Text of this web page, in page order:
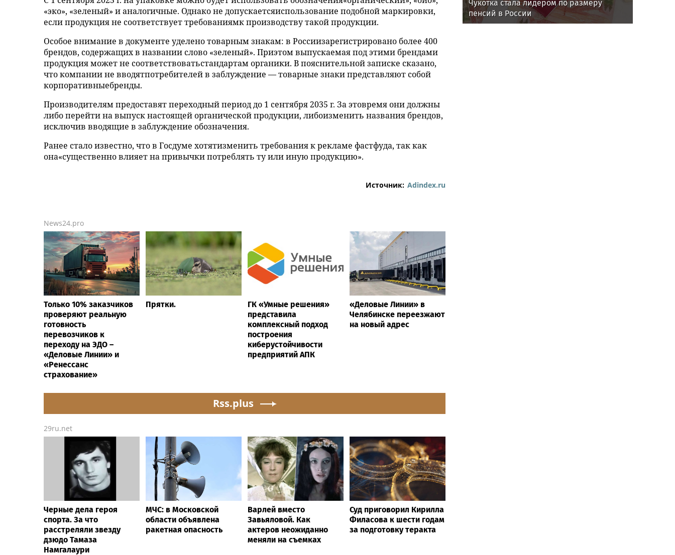
«эко», «зеленый» и аналогичные. Однако не допускаетсяиспользование подобной маркировки,
если продукция не соответствует требованиямк производству такой продукции.
Особое внимание в документе уделено товарным знакам: в Россиизарегистрировано более 400
брендов, содержащих в названии слово «зеленый». Приэтом выпускаемая под этими брендами
продукция может не соответствоватьстандартам органики. В пояснительной записке сказано,
что компании не вводятпотребителей в заблуждение — товарные знаки представляют собой
корпоративныебренды.
Производителям предоставят переходный период до 1 сентября 2035 г. За этовремя они должны
либо перейти на выпуск настоящей органической продукции, либоизменить названия брендов,
исключив вводящие в заблуждение обозначения.
Ранее стало известно, что в Госдуме хотятизменить требования к рекламе фастфуда, так как
она«существенно влияет на привычки потреблять ту или иную продукцию».
Источник: Adindex.ru
News24.pro
Только 10% заказчиков
проверяют реальную
готовность
перевозчиков к
переходу на ЭДО –
«Деловые Линии» и
«Ренессанс
страхование»
Прятки.
ГК «Умные решения»
представила
комплексный подход
построения
киберустойчивости
предприятий АПК
«Деловые Линии» в
Челябинске переезжают
на новый адрес
Rss.plus
29ru.net
Черные дела героя
спорта. За что
расстреляли звезду
дзюдо Тамаза
Намгалаури
МЧС: в Московской
области объявлена
ракетная опасность
Варлей вместо
Завьяловой. Как
актеров неожиданно
меняли на съемках
Суд приговорил Кирилла
Филасова к шести годам
за подготовку теракта
Чукотка стала лидером по размеру
пенсий в России